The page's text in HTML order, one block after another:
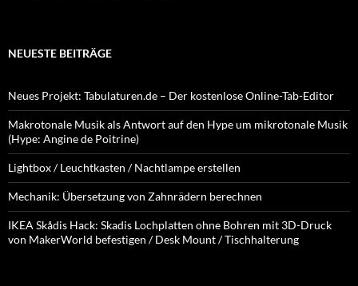
NEUESTE BEITRÄGE
Neues Projekt: Tabulaturen.de – Der kostenlose Online-Tab-Editor
Makrotonale Musik als Antwort auf den Hype um mikrotonale Musik
(Hype: Angine de Poitrine)
Lightbox / Leuchtkasten / Nachtlampe erstellen
Mechanik: Übersetzung von Zahnrädern berechnen
IKEA Skådis Hack: Skadis Lochplatten ohne Bohren mit 3D-Druck
von MakerWorld befestigen / Desk Mount / Tischhalterung